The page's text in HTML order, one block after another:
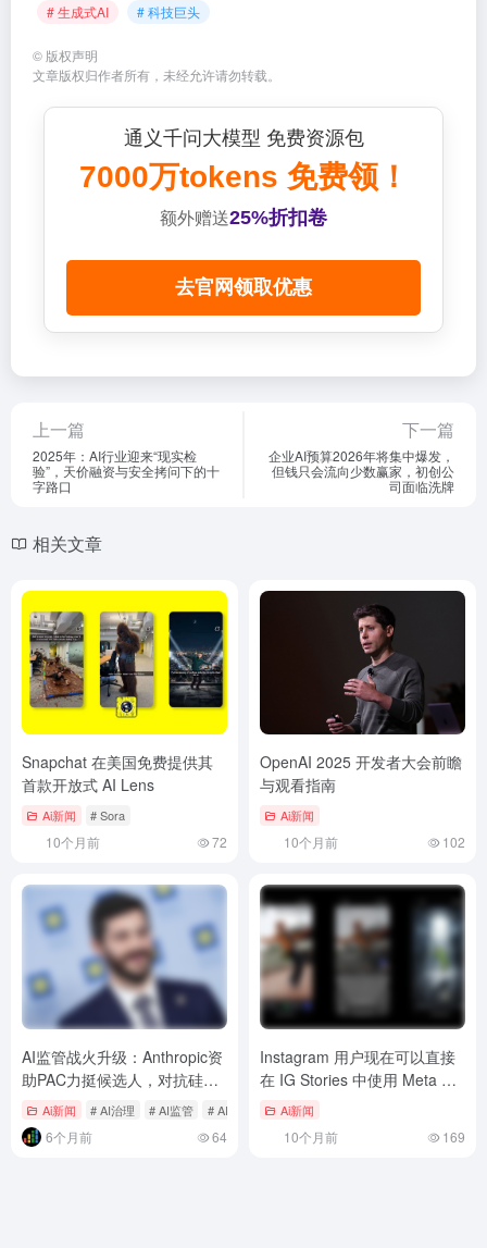
# 生成式AI
# 科技巨头
© 版权声明
文章版权归作者所有，未经允许请勿转载。
通义千问大模型 免费资源包
7000万tokens 免费领！
额外赠送25%折扣卷
去官网领取优惠
上一篇
2025年：AI行业迎来“现实检
验”，天价融资与安全拷问下的十
字路口
下一篇
企业AI预算2026年将集中爆发，
但钱只会流向少数赢家，初创公
司面临洗牌
相关文章
Snapchat 在美国免费提供其
首款开放式 AI Lens
Ai新闻 # Sora
10个月前 72
OpenAI 2025 开发者大会前瞻
与观看指南
Ai新闻
10个月前 102
AI监管战火升级：Anthropic资
助PAC力挺候选人，对抗硅谷
巨头支持的超级政治行动委员
会
Ai新闻 # AI治理 # AI监管 # AI行业分裂
6个月前 64
Instagram 用户现在可以直接
在 IG Stories 中使用 Meta AI
编辑工具
Ai新闻
10个月前 169